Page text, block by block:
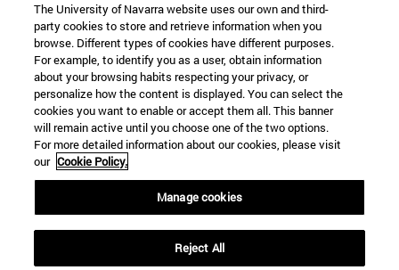
The University of Navarra website uses our own and third-
party cookies to store and retrieve information when you
browse. Different types of cookies have different purposes.
For example, to identify you as a user, obtain information
about your browsing habits respecting your privacy, or
personalize how the content is displayed. You can select the
cookies you want to enable or accept them all. This banner
will remain active until you choose one of the two options.
For more detailed information about our cookies, please visit
our Cookie Policy.
Manage cookies
Reject All